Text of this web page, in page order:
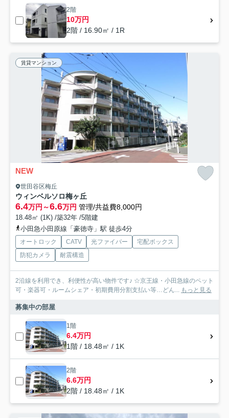
2階
10万円
2階 / 16.90㎡ / 1R
賃貸マンション
NEW
世田谷区梅丘
ウィンベルソロ梅ヶ丘
6.4万円～6.6万円 管理/共益費8,000円
18.48㎡ (1K) /築32年 /5階建
小田急小田原線「豪徳寺」駅 徒歩4分
オートロック CATV 光ファイバー
宅配ボックス
防犯カメラ
耐震構造
2沿線を利用でき、利便性が高い物件です♪ ☆京王線・小田急線のペット
可・楽器可・ルームシェア・初期費用分割支払い等…どん... もっと見る
募集中の部屋
1階
6.4万円
1階 / 18.48㎡ / 1K
2階
6.6万円
2階 / 18.48㎡ / 1K